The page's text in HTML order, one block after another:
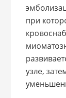
при
узле,